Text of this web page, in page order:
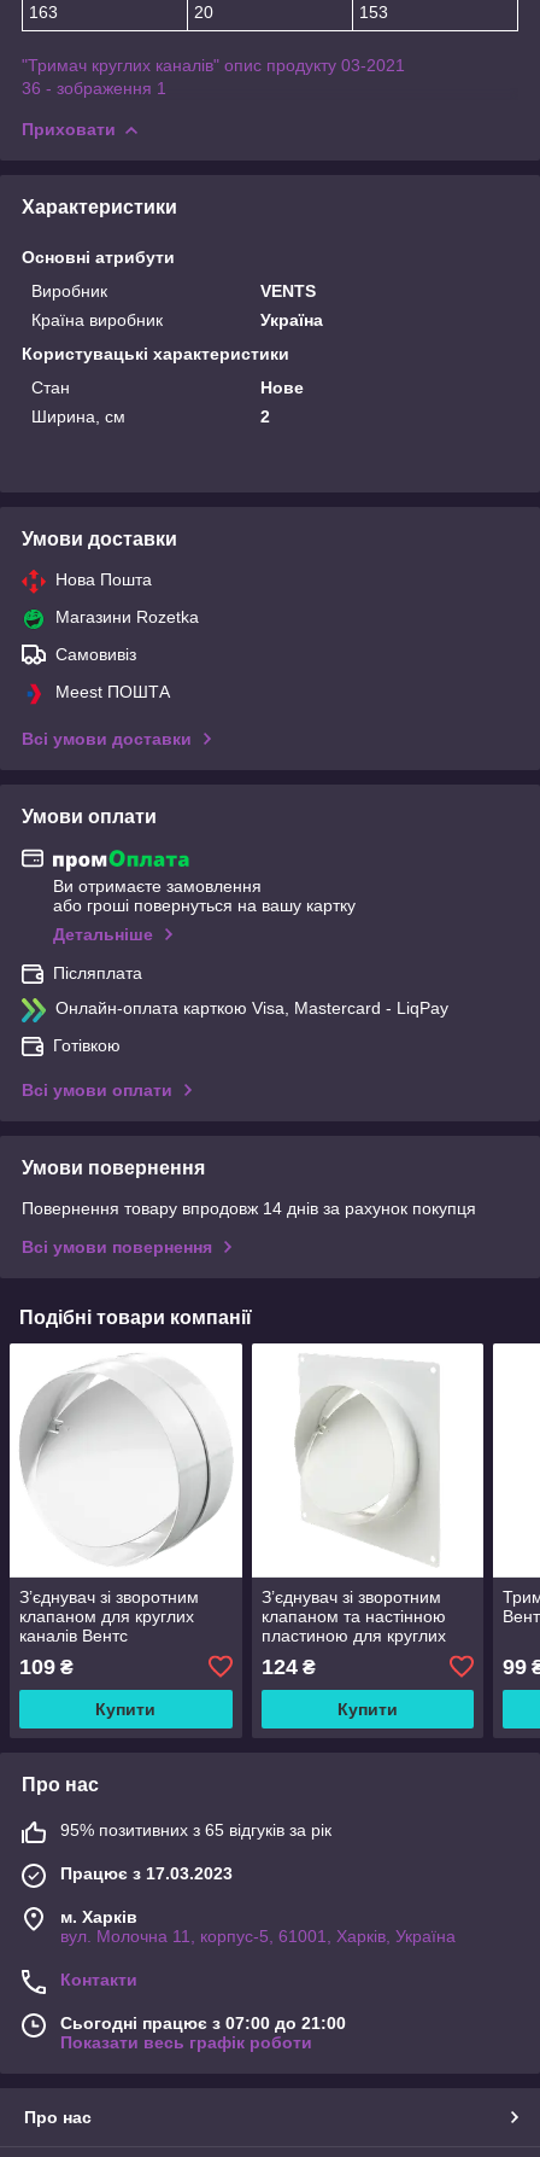
163
20 153
"Тримач круглих каналів" опис продукту 03-2021
36 - зображення 1
Приховати
Характеристики
Основні атрибути
Виробник
VENTS
Країна виробник
Україна
Користувацькі характеристики
Стан
Нове
Ширина, см
2
Умови доставки
Нова Пошта
Магазини Rozetka
Самовивіз
Meest ПОШТА
Всі умови доставки
Умови оплати
Ви отримаєте замовлення
або гроші повернуться на вашу картку
Детальніше
Післяплата
Онлайн-оплата карткою Visa, Mastercard - LiqPay
Готівкою
Всі умови оплати
Умови повернення
Повернення товару впродовж 14 днів за рахунок покупця
Всі умови повернення
Подібні товари компанії
З’єднувач зі зворотним
клапаном для круглих
каналів Вентс
109 ₴
Купити
З’єднувач зі зворотним
клапаном та настінною
пластиною для круглих
1511(D100/150/134)
124₴
Купити
99
Про нас
95% позитивних з 65 відгуків за рік
Працює з 17.03.2023
м. Харків
вул. Молочна 11, корпус-5, 61001, Харків, Україна
Контакти
Сьогодні працює з 07:00 до 21:00
Показати весь графік роботи
Про нас